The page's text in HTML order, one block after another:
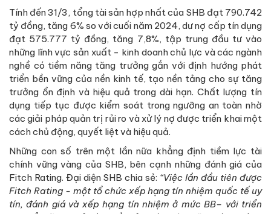
Tính đến 31/3, tổng tài sản hợp nhất của SHB đạt 790.742
tỷ đồng, tăng 6% so với cuối năm 2024, dư nợ cấp tín dụng
đạt 575.777 tỷ đồng, tăng 7,8%, tập trung đầu tư vào
những lĩnh vực sản xuất - kinh doanh chủ lực và các ngành
nghề có tiềm năng tăng trưởng gắn với định hướng phát
triển bền vững của nền kinh tế, tạo nền tảng cho sự tăng
trưởng ổn định và hiệu quả trong dài hạn. Chất lượng tín
dụng tiếp tục được kiểm soát trong ngưỡng an toàn nhờ
các giải pháp quản trị rủi ro và xử lý nợ được triển khai một
cách chủ động, quyết liệt và hiệu quả.
Những con số trên một lần nữa khẳng định tiềm lực tài
chính vững vàng của SHB, bên cạnh những đánh giá của
Fitch Rating. Đại diện SHB chia sẻ: “Việc lần đầu tiên được
Fitch Rating - một tổ chức xếp hạng tín nhiệm quốc tế uy
tín, đánh giá và xếp hạng tín nhiệm ở mức BB– với triển